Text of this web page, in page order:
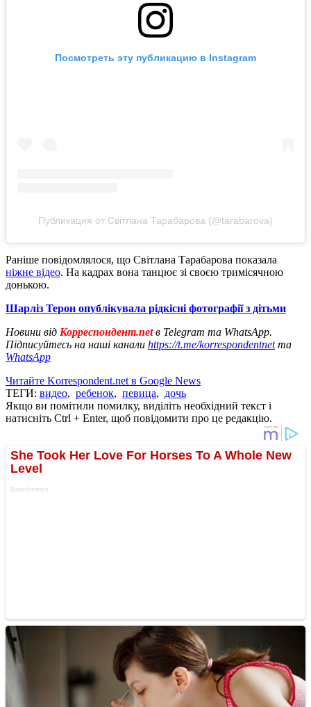
Посмотреть эту публикацию в Instagram
Публикация от Світлана Тарабарова (@tarabarova)
Раніше повідомлялося, що Світлана Тарабарова показала
ніжне відео. На кадрах вона танцює зі своєю тримісячною
донькою.
Шарліз Терон опублікувала рідкісні фотографії з дітьми
Новини від Корреспондент.netв Telegram та WhatsApp.
Підписуйтесь на наші канали https://t.me/korrespondentnetта
WhatsApp
Читайте Korrespondent.net в Google News
ТЕГИ: видео, ребенок, певица, дочь
Якщо ви помітили помилку, виділіть необхідний текст і
натисніть Ctrl + Enter, щоб повідомити про це редакцію.